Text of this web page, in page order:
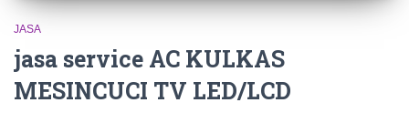
JASA
jasa service AC KULKAS
MESINCUCI TV LED/LCD